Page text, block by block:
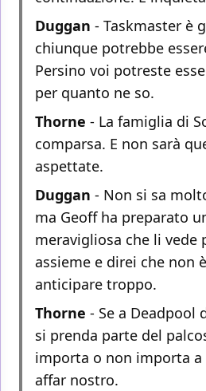
Duggan - Taskmaster è
chiunque potrebbe
Persino voi potreste
per quanto ne so.
Thorne - La famiglia di
comparsa. E non sarà
aspettate.
Duggan - Non si sa
ma Geoff ha preparato
meravigliosa che li vede
assieme e direi che non
anticipare troppo.
Thorne - Se a Deadpool
si prenda parte del
importa o non importa a
affar nostro.